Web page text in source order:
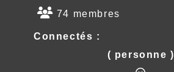
74 membres
Connectés :
( personne )